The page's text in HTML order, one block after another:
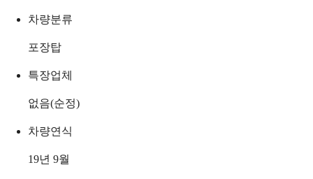
차량분류
포장탑
특장업체
없음(순정)
차량연식
19년 9월